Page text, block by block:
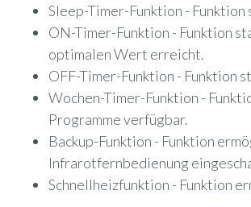
Sleep-Timer-Funktion -
ON-Timer-Funktion - Funktion
optimalen Wert erreicht.
OFF-Timer-Funktion - Funktion
Wochen-Timer-Funktion -
Programme verfügbar.
Backup-Funktion - Funktion
Infrarotfernbedienung
Schnellheizfunktion - Funktion